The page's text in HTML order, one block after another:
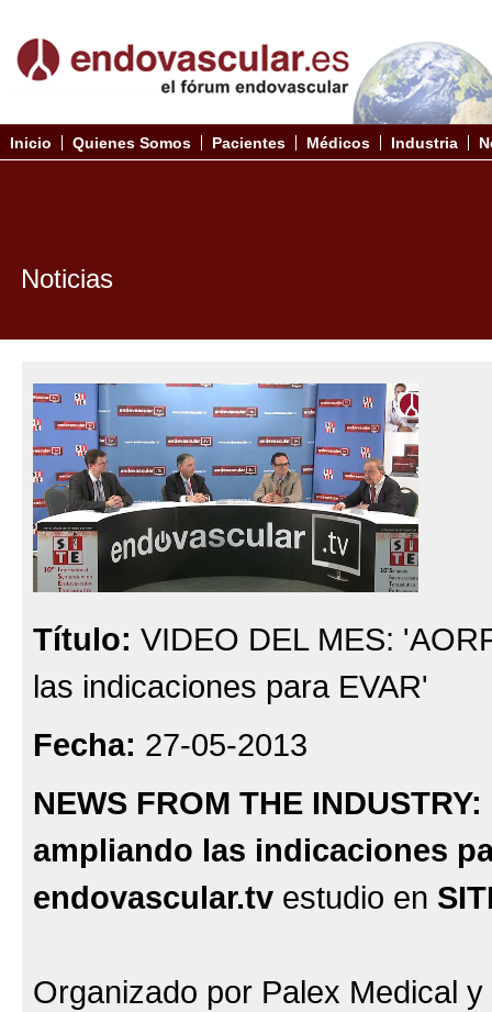
Inicio Quienes Somos Pacientes Médicos Industria
Noticias
Título: VIDEO DEL MES:
las indicaciones para EVAR'
Fecha: 27-05-2013
NEWS FROM THE INDUSTRY:
ampliando las indicaciones
endovascular.tv estudio en
Organizado por Palex Medical